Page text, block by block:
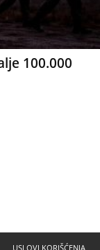
100.000
USLOVI KORIŠĆENJA